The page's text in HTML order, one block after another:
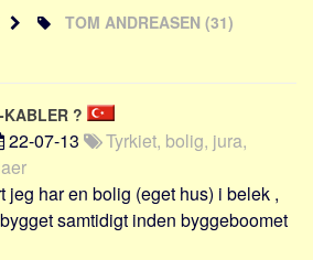
TOM ANDREASEN (31)
KABLER ?
22-07-13
Tyrkiet, bolig, jura,
jeg har en bolig (eget hus) i belek ,
samtidigt inden byggeboomet